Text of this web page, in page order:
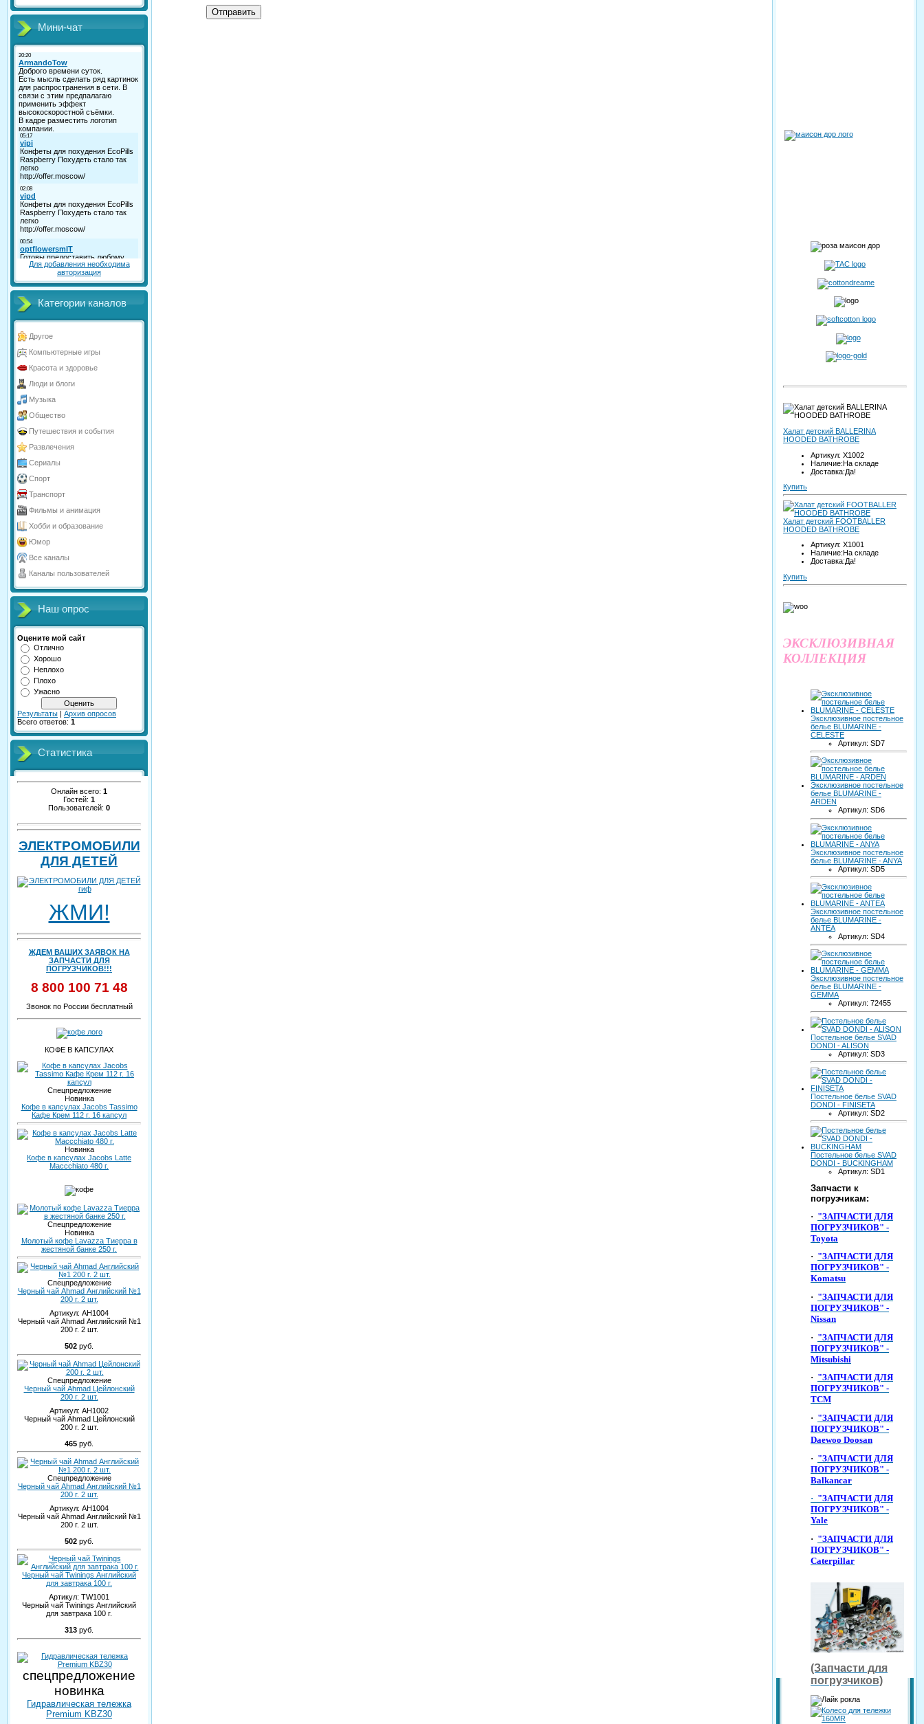
Мини-чат
Для добавления необходима
авторизация
Категории каналов
Другое
Компьютерные игры
Красота и здоровье
Люди и блоги
Музыка
Общество
Путешествия и события
Развлечения
Сериалы
Спорт
Транспорт
Фильмы и анимация
Хобби и образование
Юмор
Все каналы
Каналы пользователей
Наш опрос
Оцените мой сайт
Отлично
Хорошо
Неплохо
Плохо
Ужасно
Результаты | Архив опросов
Всего ответов: 1
Статистика
Онлайн всего: 1
Гостей: 1
Пользователей: 0
ЭЛЕКТРОМОБИЛИ
ДЛЯ ДЕТЕЙ
ЖМИ!
ЖДЕМ ВАШИХ ЗАЯВОК НА
ЗАПЧАСТИ ДЛЯ
ПОГРУЗЧИКОВ!!!
8 800 100 71 48
Звонок по России бесплатный
КОФЕ В КАПСУЛАХ
Спецпредложение
Новинка
Кофе в капсулах Jacobs Tassimo
Кафе Крем 112 г. 16 капсул
Новинка
Кофе в капсулах Jacobs Latte
Maccchiato 480 г.
Спецпредложение
Новинка
Молотый кофе Lavazza Тиерра в
жестяной банке 250 г.
Спецпредложение
Черный чай Ahmad Английский №1
200 г. 2 шт.
Артикул: AH1004
Черный чай Ahmad Английский №1
200 г. 2 шт.
502 руб.
Спецпредложение
Черный чай Ahmad Цейлонский
200 г. 2 шт.
Артикул: AH1002
Черный чай Ahmad Цейлонский
200 г. 2 шт.
465 руб.
Спецпредложение
Черный чай Ahmad Английский №1
200 г. 2 шт.
Артикул: AH1004
Черный чай Ahmad Английский №1
200 г. 2 шт.
502 руб.
Черный чай Twinings Английский
для завтрака 100 г.
Артикул: TW1001
Черный чай Twinings Английский
для завтрака 100 г.
313 руб.
спецпредложение
новинка
Гидравлическая тележка
Premium KBZ30
Отправить
Халат детский BALLERINA
HOODED BATHROBE
Артикул: X1002
Наличие:На складе
Доставка:Да!
Купить
Халат детский FOOTBALLER
HOODED BATHROBE
Артикул: X1001
Наличие:На складе
Доставка:Да!
Купить
ЭКСКЛЮЗИВНАЯ
КОЛЛЕКЦИЯ
Эксклюзивное постельное
белье BLUMARINE -
CELESTE
Артикул: SD7
Эксклюзивное постельное
белье BLUMARINE -
ARDEN
Артикул: SD6
Эксклюзивное постельное
белье BLUMARINE - ANYA
Артикул: SD5
Эксклюзивное постельное
белье BLUMARINE -
ANTEA
Артикул: SD4
Эксклюзивное постельное
белье BLUMARINE -
GEMMA
Артикул: 72455
Постельное белье SVAD
DONDI - ALISON
Артикул: SD3
Постельное белье SVAD
DONDI - FINISETA
Артикул: SD2
Постельное белье SVAD
DONDI - BUCKINGHAM
Артикул: SD1
Запчасти к
погрузчикам:
· "ЗАПЧАСТИ ДЛЯ
ПОГРУЗЧИКОВ" -
Toyota
· "ЗАПЧАСТИ ДЛЯ
ПОГРУЗЧИКОВ" -
Komatsu
· "ЗАПЧАСТИ ДЛЯ
ПОГРУЗЧИКОВ" -
Nissan
· "ЗАПЧАСТИ ДЛЯ
ПОГРУЗЧИКОВ" -
Mitsubishi
· "ЗАПЧАСТИ ДЛЯ
ПОГРУЗЧИКОВ" -
TCM
· "ЗАПЧАСТИ ДЛЯ
ПОГРУЗЧИКОВ" -
Daewoo Doosan
· "ЗАПЧАСТИ ДЛЯ
ПОГРУЗЧИКОВ" -
Balkancar
· "ЗАПЧАСТИ ДЛЯ
ПОГРУЗЧИКОВ" -
Yale
· "ЗАПЧАСТИ ДЛЯ
ПОГРУЗЧИКОВ" -
Caterpillar
(Запчасти для
погрузчиков)